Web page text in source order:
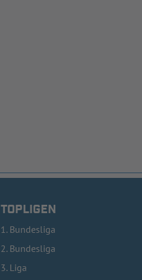
TOPLIGEN
1. Bundesliga
2. Bundesliga
3. Liga